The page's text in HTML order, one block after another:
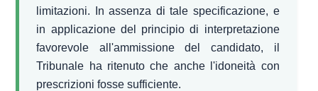
limitazioni. In assenza di tale specificazione, e
in applicazione del principio di interpretazione
favorevole all'ammissione del candidato, il
Tribunale ha ritenuto che anche l'idoneità con
prescrizioni fosse sufficiente.